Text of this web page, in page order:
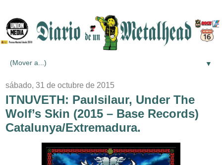
▼
sábado, 31 de octubre de 2015
ITNUVETH: Paulsilaur, Under The
Wolf’s Skin (2015 – Base Records)
Catalunya/Extremadura.